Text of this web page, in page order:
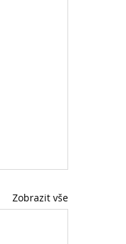
Zobrazit vše